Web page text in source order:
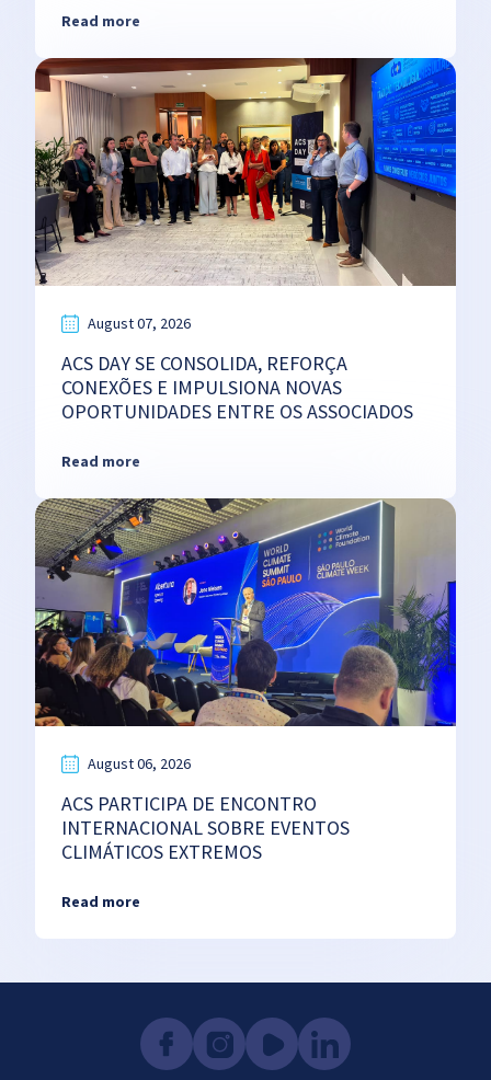
Read more
August 07, 2026
ACS DAY SE CONSOLIDA, REFORÇA
CONEXÕES E IMPULSIONA NOVAS
OPORTUNIDADES ENTRE OS ASSOCIADOS
Read more
August 06, 2026
ACS PARTICIPA DE ENCONTRO
INTERNACIONAL SOBRE EVENTOS
CLIMÁTICOS EXTREMOS
Read more